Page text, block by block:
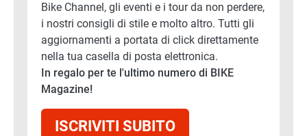
Bike Channel, gli eventi e i tour da non perdere,
i nostri consigli di stile e molto altro. Tutti gli
aggiornamenti a portata di click direttamente
nella tua casella di posta elettronica.
In regalo per te l'ultimo numero di BIKE
Magazine!
ISCRIVITI SUBITO